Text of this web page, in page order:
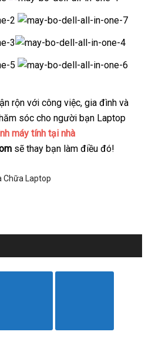
rộn với công việc, gia đình và
sóc cho người bạn Laptop
máy tính tại nhà
sẽ thay bạn làm điều đó!
Chữa Laptop